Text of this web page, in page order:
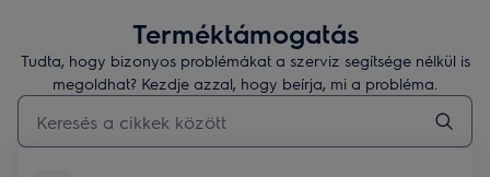
Terméktámogatás
Tudta, hogy bizonyos problémákat a szerviz segítsége nélkül is
megoldhat? Kezdje azzal, hogy beírja, mi a probléma.
Kezdjen el gépelni a terméktámogatási cikkek kereséséhez